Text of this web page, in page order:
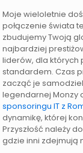
Moje wieloletnie
połączenie świata
zbudujemy Twoją
najbardziej
liderów, dla których
standardem. Czas
zacząć je
legendarnej Monzy
sponsoringu IT z
dynamikę, której
Przyszłość należy
gdzie inni zdejmują